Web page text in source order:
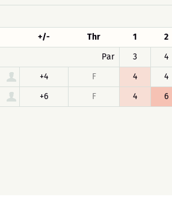
+/- Thr 1 2
Par
3 4
+4 F 4 4
+6 F 4 6